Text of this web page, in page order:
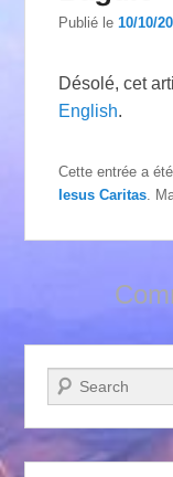
Publié le10/10/
Désolé, cet
English.
Cette entrée a
Iesus Caritas .
Recherche